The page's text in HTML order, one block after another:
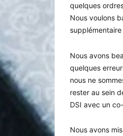
quelques
Nous voulons
Nous avons
quelques
nous ne
rester au sein
DSI avec un
Nous avons